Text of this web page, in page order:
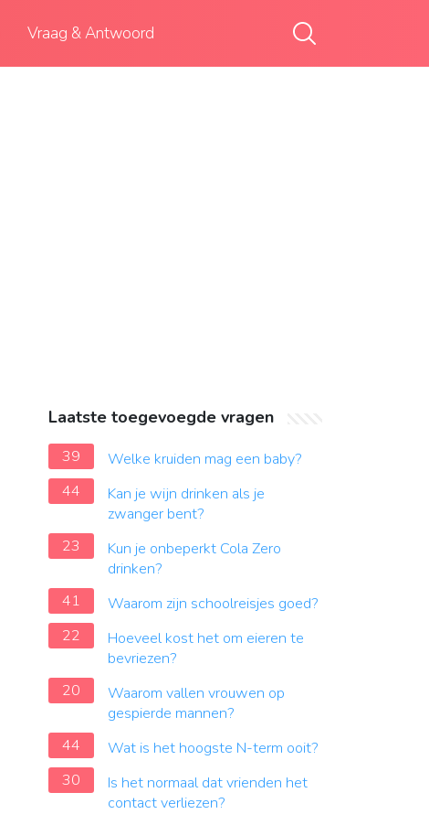
Vraag & Antwoord
Laatste toegevoegde vragen
39
Welke kruiden mag een baby?
44
Kan je wijn drinken als je
zwanger bent?
23
Kun je onbeperkt Cola Zero
drinken?
41
Waarom zijn schoolreisjes goed?
22
Hoeveel kost het om eieren te
bevriezen?
20
Waarom vallen vrouwen op
gespierde mannen?
44
Wat is het hoogste N-term ooit?
30
Is het normaal dat vrienden het
contact verliezen?